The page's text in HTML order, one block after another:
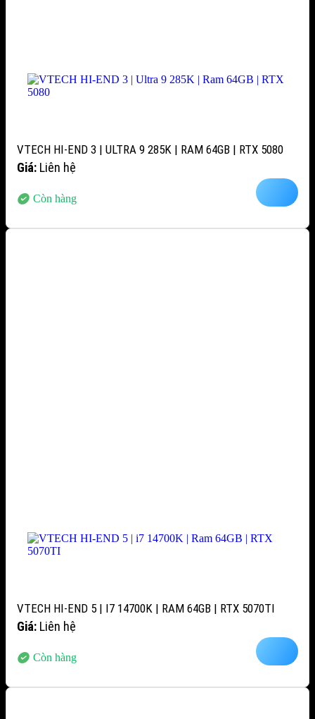
VTECH HI-END 3 | ULTRA 9 285K | RAM 64GB | RTX 5080
Giá: Liên hệ
Còn hàng
VTECH HI-END 5 | I7 14700K | RAM 64GB | RTX 5070TI
Giá: Liên hệ
Còn hàng